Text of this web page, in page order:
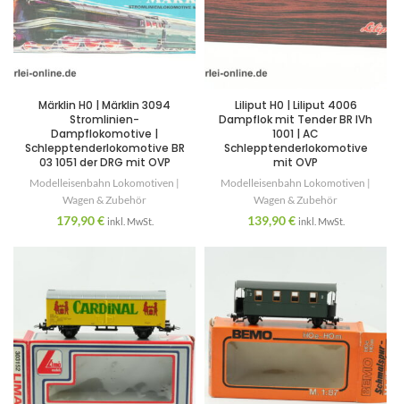
Märklin H0 | Märklin 3094
Stromlinien-
Dampflokomotive |
Schlepptenderlokomotive BR
03 1051 der DRG mit OVP
Modelleisenbahn Lokomotiven |
Wagen & Zubehör
179,90€ inkl. MwSt.
Liliput H0 | Liliput 4006
Dampflok mit Tender BR IVh
1001 | AC
Schlepptenderlokomotive
mit OVP
Modelleisenbahn Lokomotiven |
Wagen & Zubehör
139,90€ inkl. MwSt.